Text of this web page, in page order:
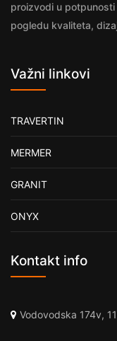
proizvodi u
pogledu kvaliteta,
Važni linkovi
TRAVERTIN
MERMER
GRANIT
ONYX
Kontakt info
Vodovodska 174v,